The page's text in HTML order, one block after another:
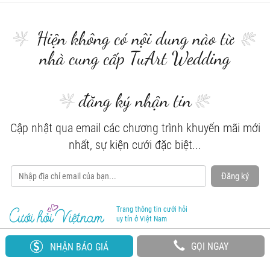
Hiện không có nội dung nào từ
nhà cung cấp TuArt Wedding
đăng ký nhận tin
Cập nhật qua email các chương trình khuyến mãi mới
nhất, sự kiện cưới đặc biệt...
Đăng ký
NHẬN BÁO GIÁ GỌI NGAY
Trang thông tin cưới hỏi
uy tín ở Việt Nam